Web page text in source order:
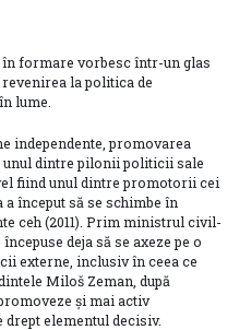
formare vorbesc într-un glas
la politica de
lume.
independente, promovarea
dintre pilonii politicii sale
fiind unul dintre promotorii cei
început să se schimbe în
ceh (2011). Prim ministrul civil-
deja să se axeze pe o
externe, inclusiv în ceea ce
Miloš Zeman, după
și mai activ
elementul decisiv.